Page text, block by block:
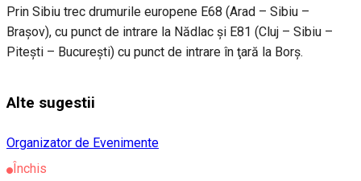
Prin Sibiu trec drumurile europene E68 (Arad – Sibiu –
Braşov), cu punct de intrare la Nădlac şi E81 (Cluj – Sibiu –
Piteşti – Bucureşti) cu punct de intrare în ţară la Borş.
Alte sugestii
Organizator de Evenimente
Închis